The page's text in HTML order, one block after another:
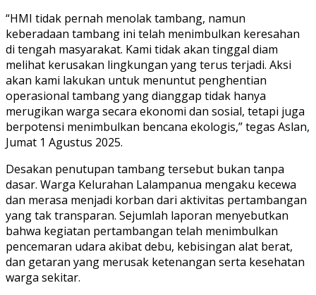
“HMI tidak pernah menolak tambang, namun
keberadaan tambang ini telah menimbulkan keresahan
di tengah masyarakat. Kami tidak akan tinggal diam
melihat kerusakan lingkungan yang terus terjadi. Aksi
akan kami lakukan untuk menuntut penghentian
operasional tambang yang dianggap tidak hanya
merugikan warga secara ekonomi dan sosial, tetapi juga
berpotensi menimbulkan bencana ekologis,” tegas Aslan,
Jumat 1 Agustus 2025.
Desakan penutupan tambang tersebut bukan tanpa
dasar. Warga Kelurahan Lalampanua mengaku kecewa
dan merasa menjadi korban dari aktivitas pertambangan
yang tak transparan. Sejumlah laporan menyebutkan
bahwa kegiatan pertambangan telah menimbulkan
pencemaran udara akibat debu, kebisingan alat berat,
dan getaran yang merusak ketenangan serta kesehatan
warga sekitar.